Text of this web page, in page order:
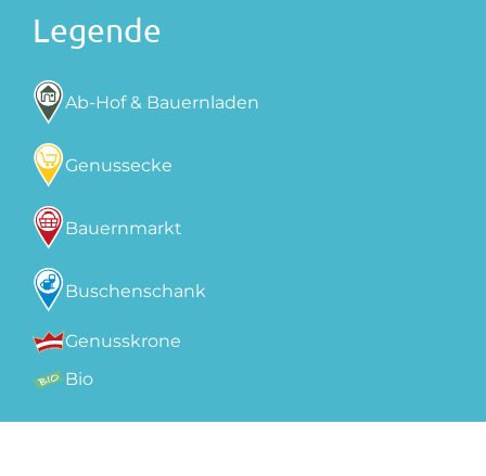
Legende
Ab-Hof & Bauernladen
Genussecke
Bauernmarkt
Buschenschank
Genusskrone
Bio